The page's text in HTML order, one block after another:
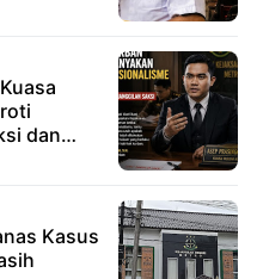
dan
Kasus